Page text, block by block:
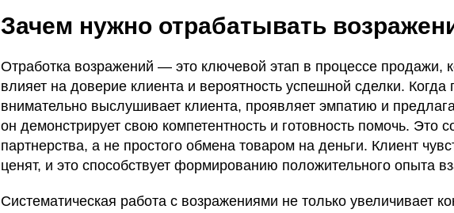
Зачем нужно отрабатывать
Отработка возражений — это ключевой этап в процессе продажи,
влияет на доверие клиента и вероятность успешной сделки. Когда
внимательно выслушивает клиента, проявляет эмпатию и
он демонстрирует свою компетентность и готовность помочь. Это
партнерства, а не простого обмена товаром на деньги. Клиент
ценят, и это способствует формированию положительного опыта
Систематическая работа с возражениями не только увеличивает